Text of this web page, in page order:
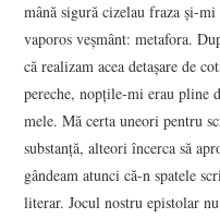
mână sigură cizelau fraza şi-
vaporos veşmânt: metafora.
că realizam acea detaşare de
pereche, nopţile-mi erau pline
mele. Mă certa uneori pentru
substanţă, alteori încerca să
gândeam atunci că-n spatele
literar. Jocul nostru epistolar